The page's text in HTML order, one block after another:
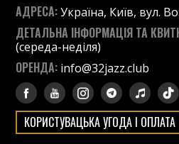
АДРЕСА:Україна, Київ, вул.
ДЕТАЛЬНА ІНФОРМАЦІЯ ТА
(середа-неділя)
ОРЕНДА: info@32jazz.club
КОРИСТУВАЦЬКА УГОДА І ОПЛАТА